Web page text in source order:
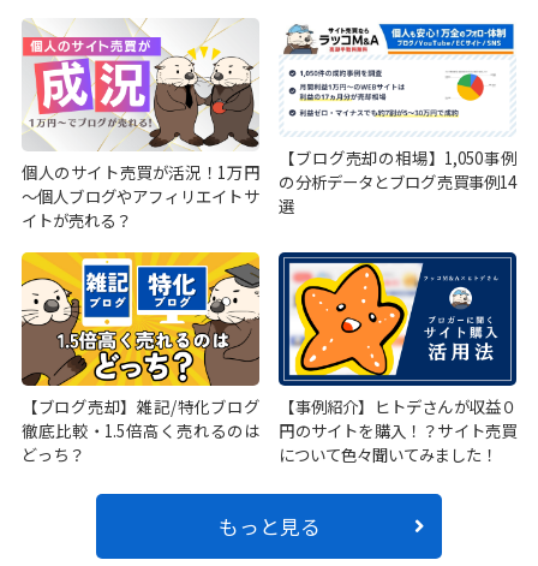
個人のサイト売買が活況！1万円
～個人ブログやアフィリエイトサ
イトが売れる？
【ブログ売却の相場】1,050事例
の分析データとブログ売買事例14
選
【ブログ売却】雑記/特化ブログ
徹底比較・1.5倍高く売れるのは
どっち？
【事例紹介】ヒトデさんが収益０
円のサイトを購入！？サイト売買
について色々聞いてみました！
もっと見る